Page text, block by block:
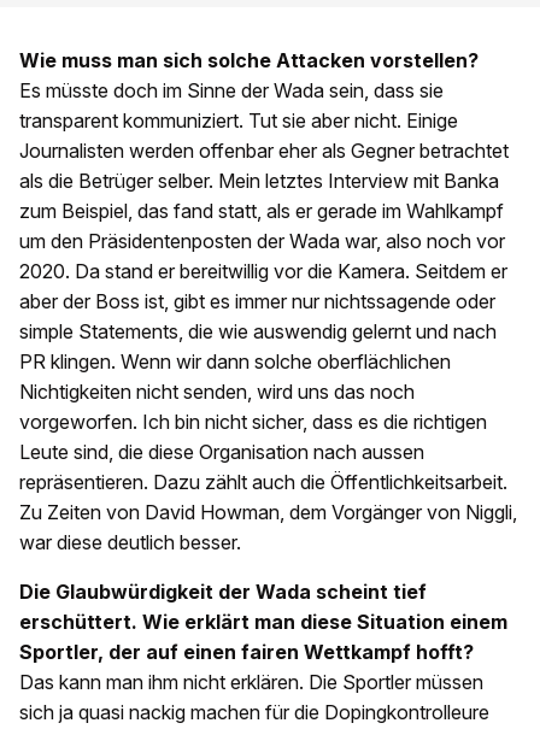
Wie muss man sich solche Attacken vorstellen?
Es müsste doch im Sinne der Wada sein, dass sie
transparent kommuniziert. Tut sie aber nicht. Einige
Journalisten werden offenbar eher als Gegner betrachtet
als die Betrüger selber. Mein letztes Interview mit Banka
zum Beispiel, das fand statt, als er gerade im Wahlkampf
um den Präsidentenposten der Wada war, also noch vor
2020. Da stand er bereitwillig vor die Kamera. Seitdem er
aber der Boss ist, gibt es immer nur nichtssagende oder
simple Statements, die wie auswendig gelernt und nach
PR klingen. Wenn wir dann solche oberflächlichen
Nichtigkeiten nicht senden, wird uns das noch
vorgeworfen. Ich bin nicht sicher, dass es die richtigen
Leute sind, die diese Organisation nach aussen
repräsentieren. Dazu zählt auch die Öffentlichkeitsarbeit.
Zu Zeiten von David Howman, dem Vorgänger von Niggli,
war diese deutlich besser.
Die Glaubwürdigkeit der Wada scheint tief
erschüttert. Wie erklärt man diese Situation einem
Sportler, der auf einen fairen Wettkampf hofft?
Das kann man ihm nicht erklären. Die Sportler müssen
sich ja quasi nackig machen für die Dopingkontrolleure